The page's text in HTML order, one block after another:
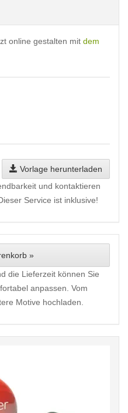
online gestalten mit dem
Vorlage herunterladen
und kontaktieren
Service ist inklusive!
»
die Lieferzeit können Sie
anpassen. Vom
Motive hochladen.